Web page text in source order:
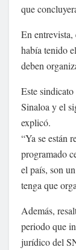
que
En
había tenido
deben
Este
Sinaloa y el
explicó.
“Ya se están
programado
el país, son
tenga que
Además,
periodo que
jurídico del